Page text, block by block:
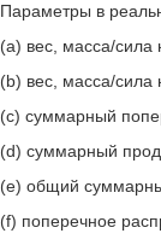
Параметры в
(a) вес, масса/сила
(b) вес, масса/сила
(c) суммарный
(d) суммарный
(e) общий
(f) поперечное